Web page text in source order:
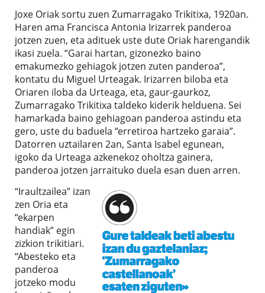
Joxe Oriak sortu zuen Zumarragako Trikitixa, 1920an.
Haren ama Francisca Antonia Irizarrek panderoa
jotzen zuen, eta adituek uste dute Oriak harengandik
ikasi zuela. “Garai hartan, gizonezko baino
emakumezko gehiagok jotzen zuten panderoa”,
kontatu du Miguel Urteagak. Irizarren biloba eta
Oriaren iloba da Urteaga, eta, gaur-gaurkoz,
Zumarragako Trikitixa taldeko kiderik helduena. Sei
hamarkada baino gehiagoan panderoa astindu eta
gero, uste du baduela “erretiroa hartzeko garaia”.
Datorren uztailaren 2an, Santa Isabel egunean,
igoko da Urteaga azkenekoz oholtza gainera,
panderoa jotzen jarraituko duela esan duen arren.
“Iraultzailea” izan
zen Oria eta
“ekarpen
handiak” egin
zizkion trikitiari.
“Abesteko eta
panderoa
jotzeko modu